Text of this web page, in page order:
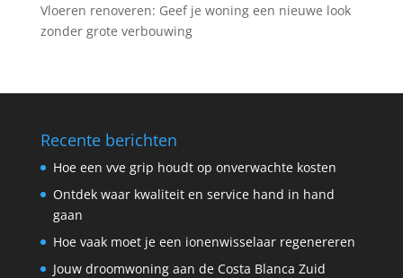
Vloeren renoveren: Geef je woning een nieuwe look
zonder grote verbouwing
Recente berichten
Hoe een vve grip houdt op onverwachte kosten
Ontdek waar kwaliteit en service hand in hand
gaan
Hoe vaak moet je een ionenwisselaar regenereren
Jouw droomwoning aan de Costa Blanca Zuid